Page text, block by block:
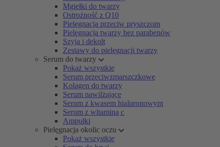
Mgiełki do twarzy
Ostrożność z Q10
Pielęgnacja przeciw pryszczom
Pielęgnacja twarzy bez parabenów
Szyja i dekolt
Zestawy do pielęgnacji twarzy
Serum do twarzy
Pokaż wszystkie
Serum przeciwzmarszczkowe
Kolagen do twarzy
Serum nawilżające
Serum z kwasem hialuronowym
Serum z witaminą c
Ampułki
Pielęgnacja okolic oczu
Pokaż wszystkie